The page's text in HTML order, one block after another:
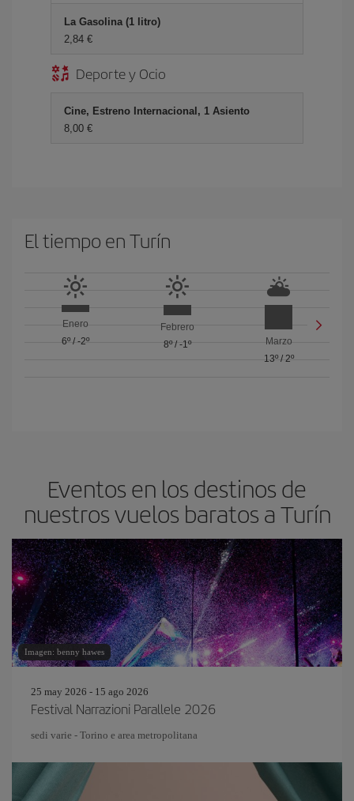
La Gasolina (1 litro)
2,84 €
Deporte y Ocio
Cine, Estreno Internacional, 1 Asiento
8,00 €
El tiempo en Turín
Enero
6º/ -2º
Febrero
8º/ -1º
Marzo
13º/ 2º
Eventos en los destinos de
nuestros vuelos baratos a Turín
Imagen: benny hawes
25 may 2026 - 15 ago 2026
Festival Narrazioni Parallele 2026
sedi varie - Torino e area metropolitana